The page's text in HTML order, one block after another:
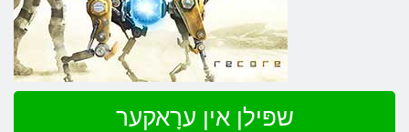
שפּילן אין ערָאקער